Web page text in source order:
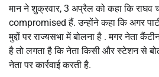
मान ने शुक्रवार, 3 अप्रैल को कहा कि राघव
compromised हैं. उन्होंने कहा कि अगर
मुद्दों पर राज्यसभा में बोलना है . मगर नेता
है तो लगता है कि नेता किसी और स्टेशन से बोल
नेता पर कार्रवाई करती है.